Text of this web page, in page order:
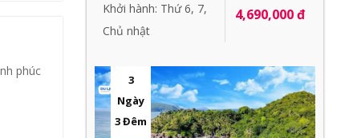
phúc
Khởi hành: Thứ 6, 7,
Chủ nhật
4,690,000 đ
3
Ngày
3 Đêm